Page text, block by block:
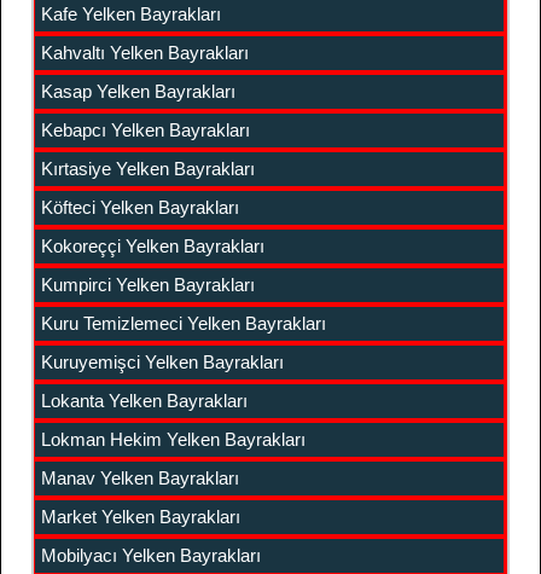
Kafe Yelken Bayrakları
Kahvaltı Yelken Bayrakları
Kasap Yelken Bayrakları
Kebapcı Yelken Bayrakları
Kırtasiye Yelken Bayrakları
Köfteci Yelken Bayrakları
Kokoreççi Yelken Bayrakları
Kumpirci Yelken Bayrakları
Kuru Temizlemeci Yelken Bayrakları
Kuruyemişci Yelken Bayrakları
Lokanta Yelken Bayrakları
Lokman Hekim Yelken Bayrakları
Manav Yelken Bayrakları
Market Yelken Bayrakları
Mobilyacı Yelken Bayrakları